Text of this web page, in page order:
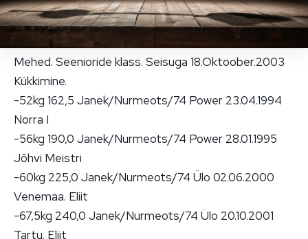
Mehed. Seenioride klass. Seisuga 18.Oktoober.2003
Kükkimine.
-52kg 162,5 Janek/Nurmeots/74 Power 23.04.1994
Norra I
-56kg 190,0 Janek/Nurmeots/74 Power 28.01.1995
Jõhvi Meistri
-60kg 225,0 Janek/Nurmeots/74 Ülo 02.06.2000
Venemaa. Eliit
-67,5kg 240,0 Janek/Nurmeots/74 Ülo 20.10.2001
Tartu. Eliit